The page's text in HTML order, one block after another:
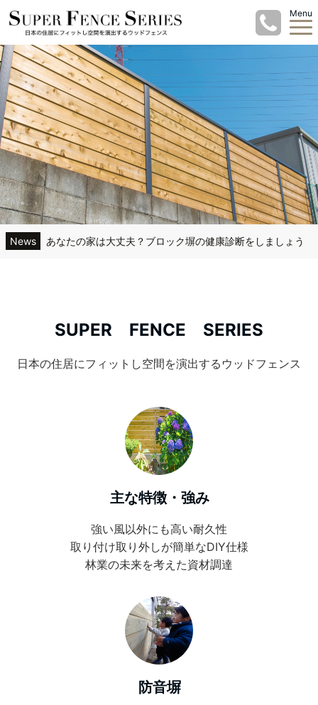
Menu
News あなたの家は大丈夫？ブロック塀の健康診断をしましょう
SUPER FENCE SERIES
日本の住居にフィットし空間を演出するウッドフェンス
主な特徴・強み
強い風以外にも高い耐久性
取り付け取り外しが簡単なDIY仕様
林業の未来を考えた資材調達
防音塀